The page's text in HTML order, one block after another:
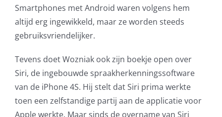
Smartphones met Android waren volgens hem
altijd erg ingewikkeld, maar ze worden steeds
gebruiksvriendelijker.
Tevens doet Wozniak ook zijn boekje open over
Siri, de ingebouwde spraakherkenningssoftware
van de iPhone 4S. Hij stelt dat Siri prima werkte
toen een zelfstandige partij aan de applicatie voor
Apple werkte. Maar sinds de overname van Siri